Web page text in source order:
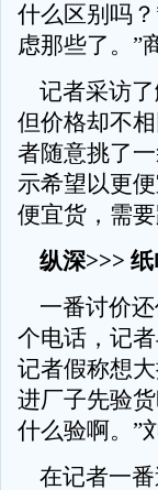
什么区别吗
虑那些了。”
记者采访了
但价格却不
者随意挑了
示希望以更
便宜货，需
纵深>>> 纸
一番讨价还
个电话，记
记者假称想
进厂子先验
什么验啊。”
在记者一番